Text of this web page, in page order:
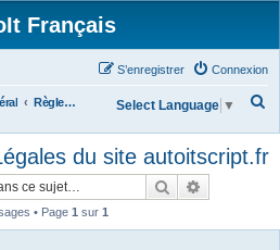
Français
Connexion
S’enregistrer
Règles du Forum
c
r
Select Language ▼
du site autoitscript.fr
Rechercher
• Page 1 sur 1